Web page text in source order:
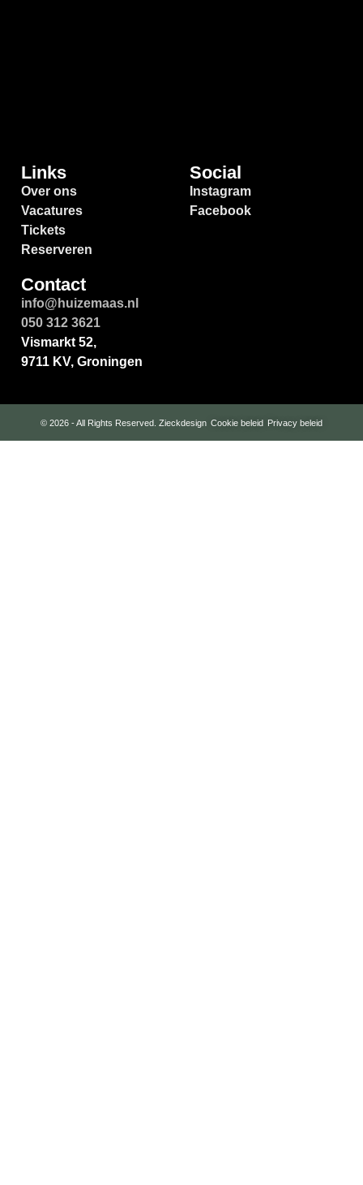
Links
Over ons
Vacatures
Tickets
Reserveren
Social
Instagram
Facebook
Contact
info@huizemaas.nl
050 312 3621
Vismarkt 52,
9711 KV, Groningen
© 2026 - All Rights Reserved. Zieckdesign Cookie beleid Privacy beleid